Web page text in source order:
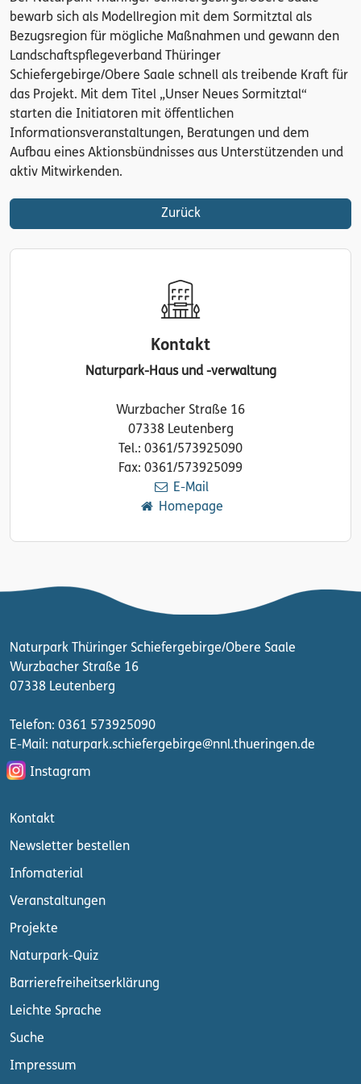
bewarb sich als Modellregion mit dem Sormitztal als
Bezugsregion für mögliche Maßnahmen und gewann den
Landschaftspflegeverband Thüringer
Schiefergebirge/Obere Saale schnell als treibende Kraft für
das Projekt. Mit dem Titel „Unser Neues Sormitztal“
starten die Initiatoren mit öffentlichen
Informationsveranstaltungen, Beratungen und dem
Aufbau eines Aktionsbündnisses aus Unterstützenden und
aktiv Mitwirkenden.
Zurück
Kontakt
Naturpark-Haus und -verwaltung
Wurzbacher Straße 16
07338 Leutenberg
Tel.: 0361/573925090
Fax: 0361/573925099
E-Mail
Homepage
Naturpark Thüringer Schiefergebirge/Obere Saale
Wurzbacher Straße 16
07338 Leutenberg
Telefon: 0361 573925090
E-Mail: naturpark.schiefergebirge@nnl.thueringen.de
Instagram
Kontakt
Newsletter bestellen
Infomaterial
Veranstaltungen
Projekte
Naturpark-Quiz
Barrierefreiheitserklärung
Leichte Sprache
Suche
Impressum